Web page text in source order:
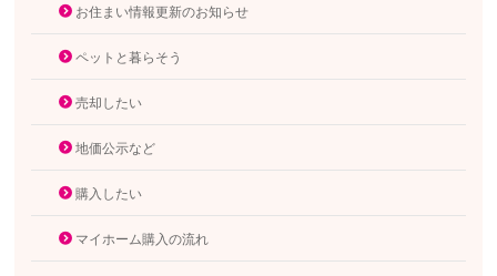
お住まい情報更新のお知らせ
ペットと暮らそう
売却したい
地価公示など
購入したい
マイホーム購入の流れ